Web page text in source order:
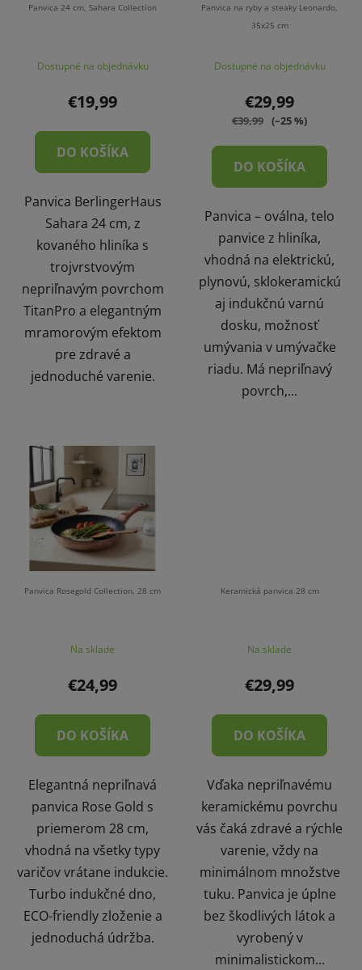
Panvica 24 cm, Sahara Collection
Dostupné na objednávku
€19,99
DO KOŠÍKA
Panvica BerlingerHaus
Sahara 24 cm, z
kovaného hliníka s
trojvrstvovým
nepriľnavým povrchom
TitanPro a elegantným
mramorovým efektom
pre zdravé a
jednoduché varenie.
Panvica na ryby a steaky Leonardo,
35x25 cm
Dostupné na objednávku
€29,99
€39,99 (–25 %)
DO KOŠÍKA
Panvica – oválna, telo
panvice z hliníka,
vhodná na elektrickú,
plynovú, sklokeramickú
aj indukčnú varnú
dosku, možnosť
umývania v umývačke
riadu. Má nepriľnavý
povrch,...
Panvica Rosegold Collection, 28 cm
Na sklade
€24,99
DO KOŠÍKA
Elegantná nepriľnavá
panvica Rose Gold s
priemerom 28 cm,
vhodná na všetky typy
varičov vrátane indukcie.
Turbo indukčné dno,
ECO-friendly zloženie a
jednoduchá údržba.
Keramická panvica 28 cm
Na sklade
€29,99
DO KOŠÍKA
Vďaka nepriľnavému
keramickému povrchu
vás čaká zdravé a rýchle
varenie, vždy na
minimálnom množstve
tuku. Panvica je úplne
bez škodlivých látok a
vyrobený v
minimalistickom...